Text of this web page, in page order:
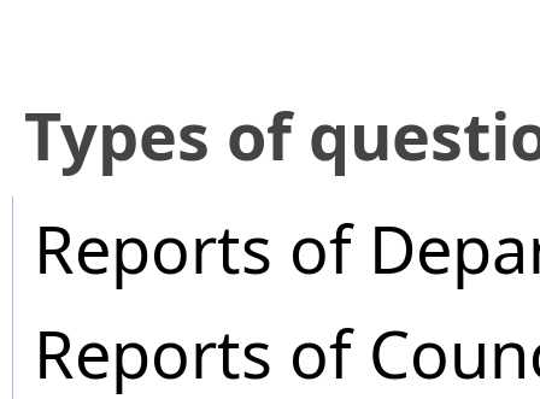
​Types of
Reports of
Reports of